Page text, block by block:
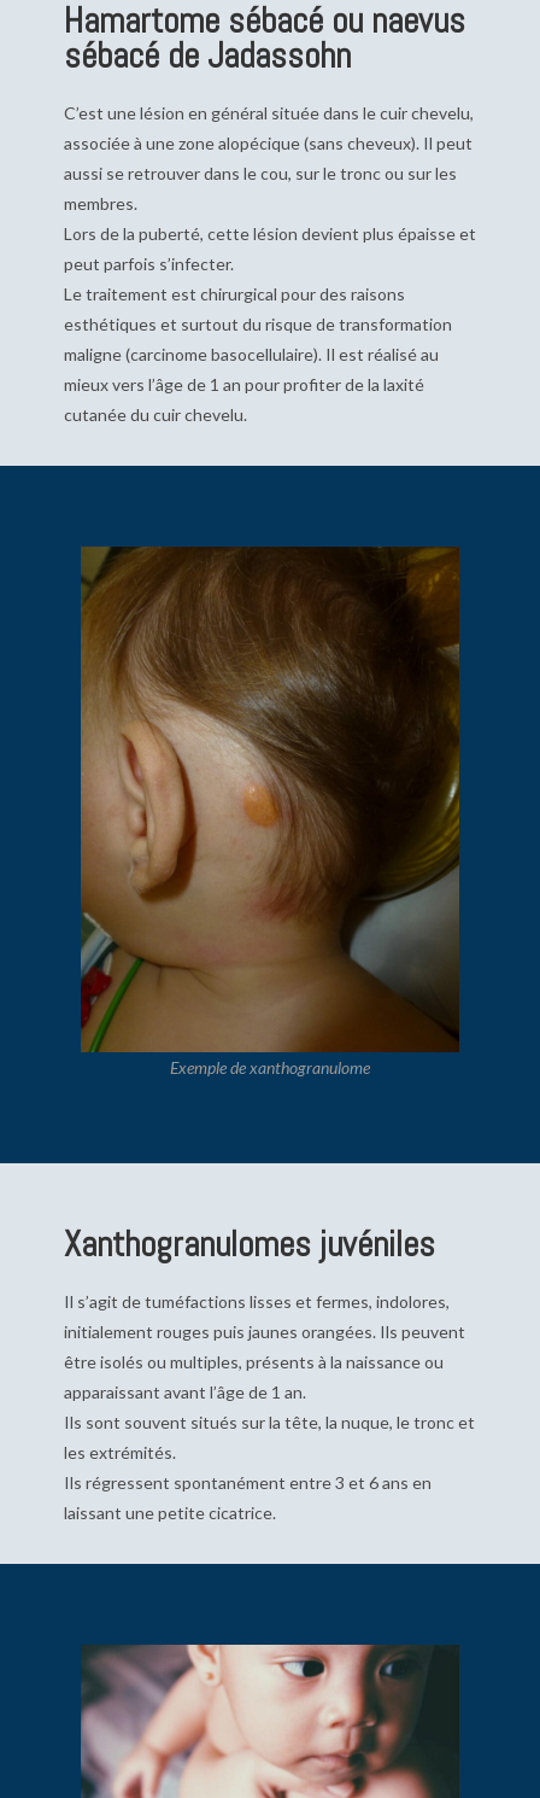
Hamartome sébacé ou naevus
sébacé de Jadassohn
C’est une lésion en général située dans le cuir chevelu,
associée à une zone alopécique (sans cheveux). Il peut
aussi se retrouver dans le cou, sur le tronc ou sur les
membres.
Lors de la puberté, cette lésion devient plus épaisse et
peut parfois s’infecter.
Le traitement est chirurgical pour des raisons
esthétiques et surtout du risque de transformation
maligne (carcinome basocellulaire). Il est réalisé au
mieux vers l’âge de 1 an pour profiter de la laxité
cutanée du cuir chevelu.
Exemple de xanthogranulome
Xanthogranulomes juvéniles
Il s’agit de tuméfactions lisses et fermes, indolores,
initialement rouges puis jaunes orangées. Ils peuvent
être isolés ou multiples, présents à la naissance ou
apparaissant avant l’âge de 1 an.
Ils sont souvent situés sur la tête, la nuque, le tronc et
les extrémités.
Ils régressent spontanément entre 3 et 6 ans en
laissant une petite cicatrice.